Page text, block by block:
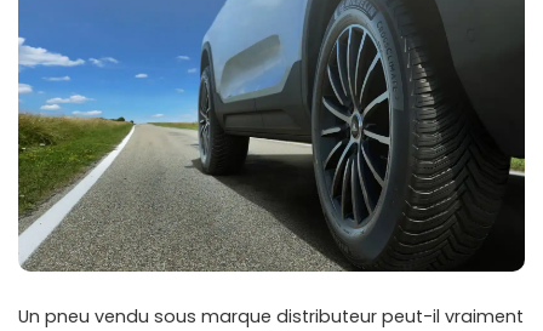
Un pneu vendu sous marque distributeur peut-il vraiment